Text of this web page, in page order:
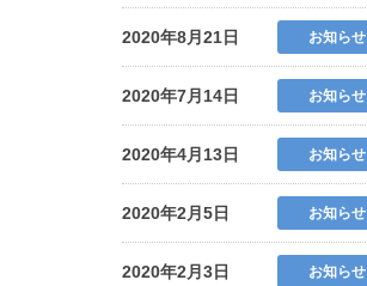
2020年8月21日 お知らせ
2020年7月14日 お知らせ
2020年4月13日 お知らせ
2020年2月5日 お知らせ
2020年2月3日 お知らせ